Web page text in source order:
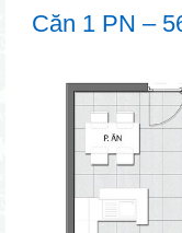
Căn 1 PN –